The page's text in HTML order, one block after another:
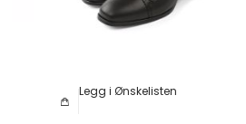
Legg i Ønskelisten